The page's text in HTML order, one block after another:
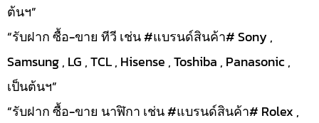
ต้นฯ”
“รับฝาก ซื้อ-ขาย ทีวี เช่น #แบรนด์สินค้า# Sony ,
Samsung , LG , TCL , Hisense , Toshiba , Panasonic ,
เป็นต้นฯ”
“รับฝาก ซื้อ-ขาย นาฬิกา เช่น #แบรนด์สินค้า# Rolex ,